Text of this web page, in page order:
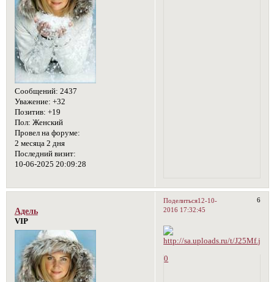
Сообщений: 2437
Уважение: +32
Позитив: +19
Пол: Женский
Провел на форуме:
2 месяца 2 дня
Последний визит:
10-06-2025 20:09:28
Поделиться 6
12-10-
2016 17:32:45
Адель
VIP
0